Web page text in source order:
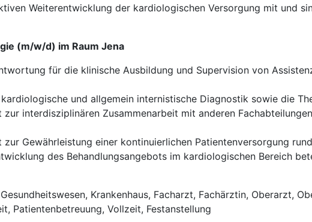
Weiterentwicklung der kardiologischen Versorgung mit und
(m/w/d) im Raum Jena
für die klinische Ausbildung und Supervision von
und allgemein internistische Diagnostik sowie die
zur interdisziplinären Zusammenarbeit mit anderen
Gewährleistung einer kontinuierlichen Patientenversorgung
des Behandlungsangebots im kardiologischen Bereich
Gesundheitswesen, Krankenhaus, Facharzt, Fachärztin, Oberarzt,
Patientenbetreuung, Vollzeit, Festanstellung